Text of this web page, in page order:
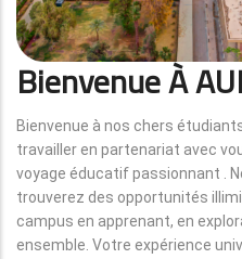
Bienvenue À
Bienvenue à nos chers
travailler en partenariat avec
voyage éducatif passionnant .
trouverez des opportunités
campus en apprenant, en
ensemble. Votre expérience